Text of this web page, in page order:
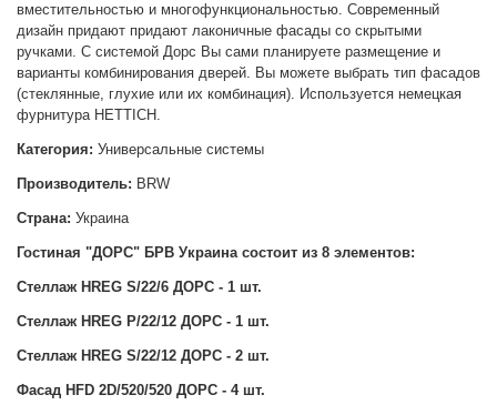
вместительностью и многофункциональностью. Современный
дизайн придают придают лаконичные фасады со скрытыми
ручками. С системой Дорс Вы сами планируете размещение и
варианты комбинирования дверей. Вы можете выбрать тип фасадов
(стеклянные, глухие или их комбинация). Используется немецкая
фурнитура HETTICH.
Категория: Универсальные системы
Производитель: BRW
Страна: Украина
Гостиная "ДОРС" БРВ Украина состоит из 8 элементов:
Стеллаж HREG S/22/6 ДОРС - 1 шт.
Стеллаж HREG P/22/12 ДОРС - 1 шт.
Стеллаж HREG S/22/12 ДОРС - 2 шт.
Фасад HFD 2D/520/520 ДОРС - 4 шт.